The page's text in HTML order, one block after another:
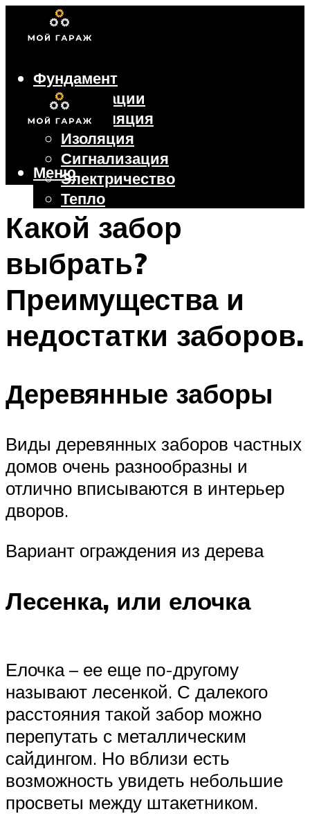
Фундамент
Коммуникации
Вентиляция
Изоляция
Сигнализация
Электричество
Тепло
Крыша
Ворота
Меню
Меню
Какой забор
выбрать?
Преимущества и
недостатки заборов.
Деревянные заборы
Виды деревянных заборов частных
домов очень разнообразны и
отлично вписываются в интерьер
дворов.
Вариант ограждения из дерева
Лесенка, или елочка
Елочка – ее еще по-другому
называют лесенкой. С далекого
расстояния такой забор можно
перепутать с металлическим
сайдингом. Но вблизи есть
возможность увидеть небольшие
просветы между штакетником.